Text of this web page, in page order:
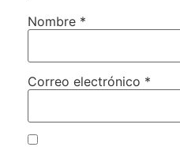
Nombre *
Correo electrónico *